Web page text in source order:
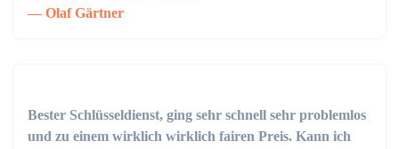
Olaf Gärtner
Bester Schlüsseldienst, ging sehr schnell sehr problemlos
und zu einem wirklich wirklich fairen Preis. Kann ich